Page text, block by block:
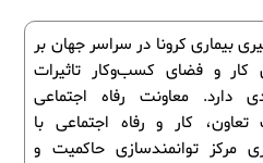
بیماری کرونا در سراسر جهان بر
کار و فضای کسب‌وکار تاثیرات
دارد. معاونت رفاه اجتماعی
تعاون، کار و رفاه اجتماعی با
مرکز توانمندسازی حاکمیت و